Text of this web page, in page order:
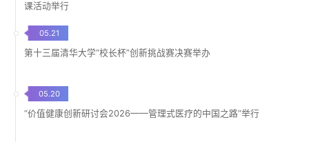
课活动举行
05.21
第十三届清华大学“校长杯”创新挑战赛决赛举办
05.20
“价值健康创新研讨会2026——管理式医疗的中国之路”举行